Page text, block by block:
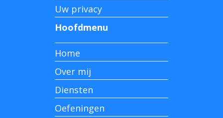
Uw privacy
Hoofdmenu
Home
Over mij
Diensten
Oefeningen